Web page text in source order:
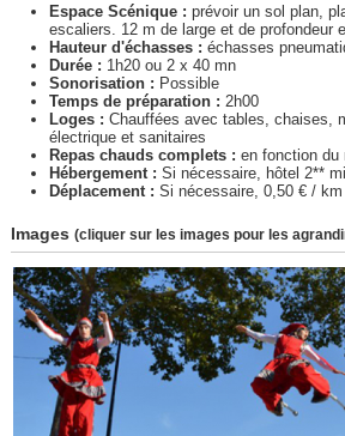
Espace Scénique : prévoir un sol plan,
escaliers. 12 m de large et de profondeur
Hauteur d'échasses : échasses
Durée : 1h20 ou 2 x 40 mn
Sonorisation : Possible
Temps de préparation : 2h00
Loges : Chauffées avec tables, chaises,
électrique et sanitaires
Repas chauds complets : en fonction du
Hébergement : Si nécessaire, hôtel 2**
Déplacement : Si nécessaire, 0,50 € / km
Images (cliquer sur les images pour les